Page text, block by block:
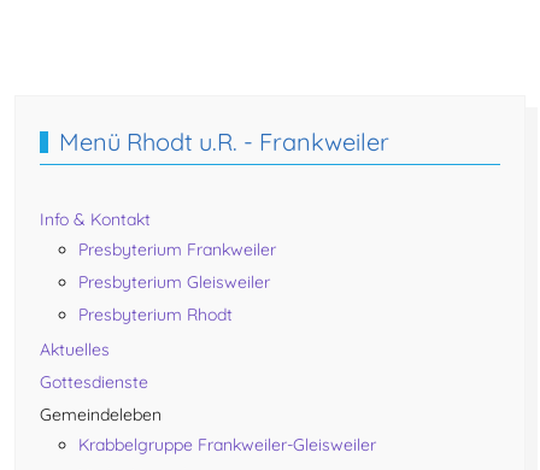
Menü Rhodt u.R. - Frankweiler
Info & Kontakt
Presbyterium Frankweiler
Presbyterium Gleisweiler
Presbyterium Rhodt
Aktuelles
Gottesdienste
Gemeindeleben
Krabbelgruppe Frankweiler-Gleisweiler